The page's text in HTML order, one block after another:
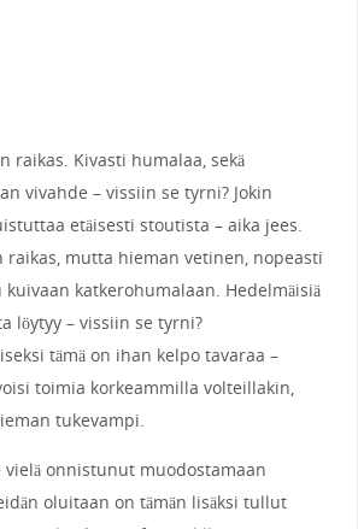
raikas. Kivasti humalaa, sekä
vivahde – vissiin se tyrni? Jokin
etäisesti stoutista – aika jees.
raikas, mutta hieman vetinen, nopeasti
katkerohumalaan. Hedelmäisiä
löytyy – vissiin se tyrni?
tämä on ihan kelpo tavaraa –
toimia korkeammilla volteillakin,
tukevampi.
vielä onnistunut muodostamaan
oluitaan on tämän lisäksi tullut